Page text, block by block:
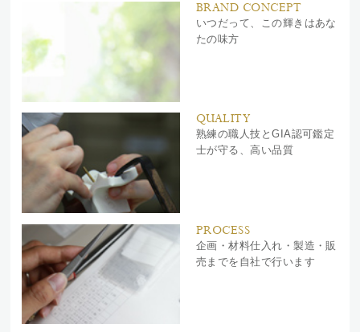
BRAND CONCEPT
いつだって、この輝きはあな
たの味方
QUALITY
熟練の職人技とGIA認可鑑定
士が守る、高い品質
PROCESS
企画・材料仕入れ・製造・販
売までを自社で行います